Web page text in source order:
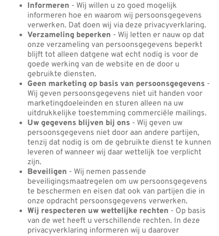
Informeren - Wij willen u zo goed mogelijk
informeren hoe en waarom wij persoonsgegevens
verwerken. Dat doen wij via deze privacyverklaring.
Verzameling beperken - Wij letten er nauw op dat
onze verzameling van persoonsgegevens beperkt
blijft tot alleen datgene wat echt nodig is voor de
goede werking van de website en de door u
gebruikte diensten.
Geen marketing op basis van persoonsgegevens -
Wij geven persoonsgegevens niet uit handen voor
marketingdoeleinden en sturen alleen na uw
uitdrukkelijke toestemming commerciële mailings.
Uw gegevens blijven bij ons - Wij geven uw
persoonsgegevens niet door aan andere partijen,
tenzij dat nodig is om de gebruikte dienst te kunnen
leveren of wanneer wij daar wettelijk toe verplicht
zijn.
Beveiligen - Wij nemen passende
beveiligingsmaatregelen om uw persoonsgegevens
te beschermen en eisen dat ook van partijen die in
onze opdracht persoonsgegevens verwerken.
Wij respecteren uw wettelijke rechten - Op basis
van de wet heeft u verschillende rechten. In deze
privacyverklaring informeren wij u daarover